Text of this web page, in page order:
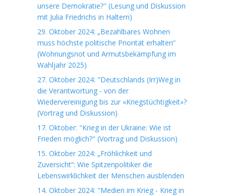
unsere Demokratie?" (Lesung und Diskussion
mit Julia Friedrichs in Haltern)
29. Oktober 2024: „Bezahlbares Wohnen
muss höchste politische Priorität erhalten“
(Wohnungsnot und Armutsbekämpfung im
Wahljahr 2025)
27. Oktober 2024: "Deutschlands (Irr)Weg in
die Verantwortung - von der
Wiedervereinigung bis zur «Kriegstüchtigkeit»?
(Vortrag und Diskussion)
17. Oktober: "Krieg in der Ukraine: Wie ist
Frieden möglich?" (Vortrag und Diskussion)
15. Oktober 2024: „Fröhlichkeit und
Zuversicht“: Wie Spitzenpolitiker die
Lebenswirklichkeit der Menschen ausblenden
14. Oktober 2024: "Medien im Krieg - Krieg in